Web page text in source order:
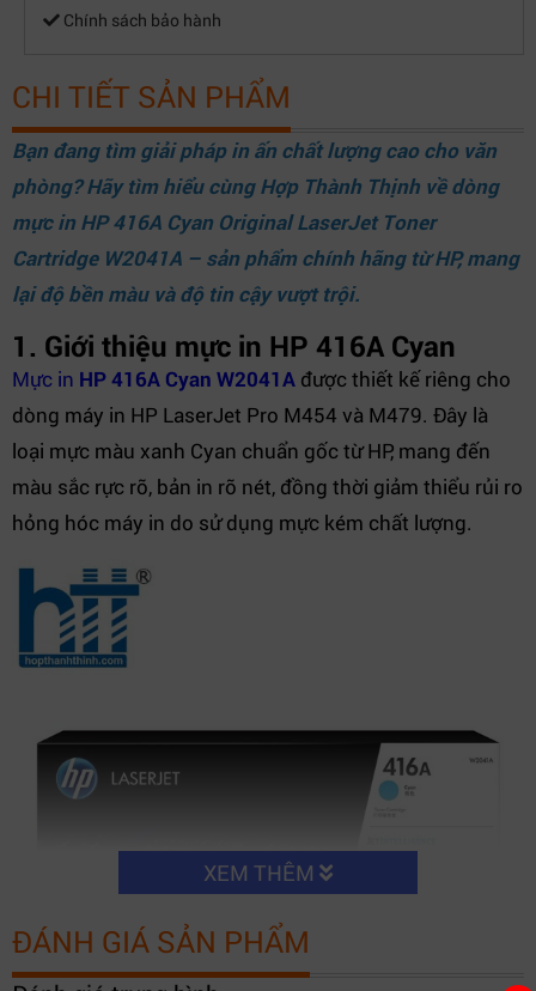
Chính sách bảo hành
CHI TIẾT SẢN PHẨM
Bạn đang tìm giải pháp in ấn chất lượng cao cho văn
phòng?Hãy tìm hiểu cùngHợp Thành Thịnh về dòng
mực in HP 416A Cyan Original LaserJet Toner
Cartridge W2041A – sản phẩm chính hãng từ HP, mang
lại độ bền màu và độ tin cậy vượt trội.
1. Giới thiệu mực in HP 416A Cyan
Mực in HP 416A Cyan W2041A được thiết kế riêng cho
dòng máy in HP LaserJet Pro M454 và M479. Đây là
loại mực màu xanh Cyan chuẩn gốc từ HP, mang đến
màu sắc rực rỡ, bản in rõ nét, đồng thời giảm thiểu rủi ro
hỏng hóc máy in do sử dụng mực kém chất lượng.
XEM THÊM
ĐÁNH GIÁ SẢN PHẨM